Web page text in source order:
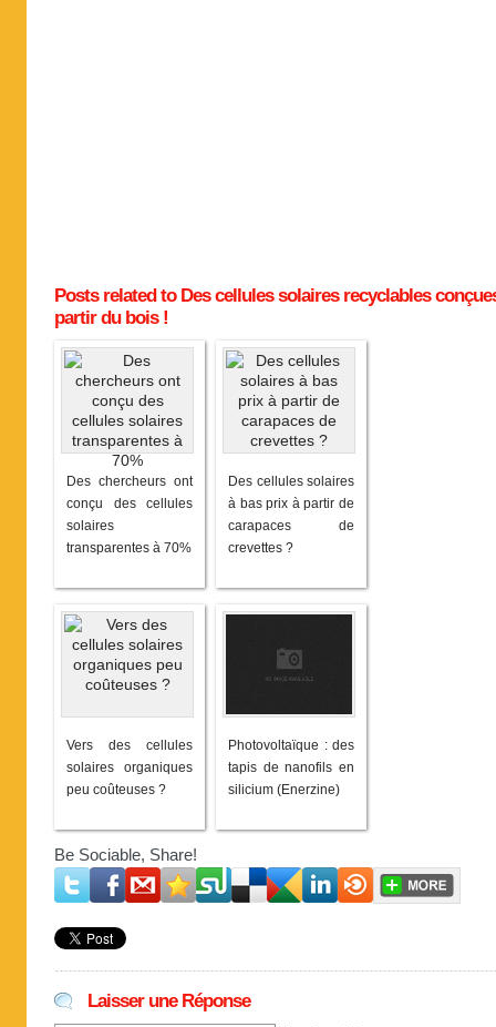
Posts related to Des cellules solaires recyclables
partir du bois !
Des chercheurs ont
conçu des cellules
solaires
transparentes à 70%
Des cellules solaires
à bas prix à partir de
carapaces de
crevettes ?
Vers des cellules
solaires organiques
peu coûteuses ?
Photovoltaïque : des
tapis de nanofils en
silicium (Enerzine)
Be Sociable, Share!
Laisser une Réponse